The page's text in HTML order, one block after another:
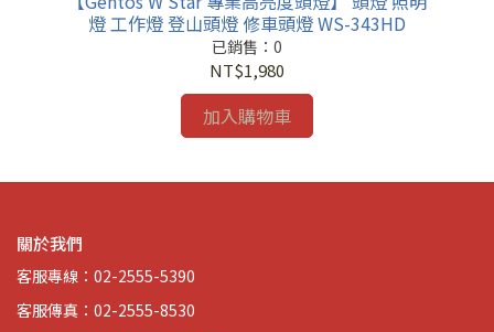
燈 工作燈 登山頭燈 修車頭燈 WS-343HD
已銷售：0
NT$1,980
加入購物車
關於我們
客服專線：02-2555-5390
客服傳真：02-2555-8530